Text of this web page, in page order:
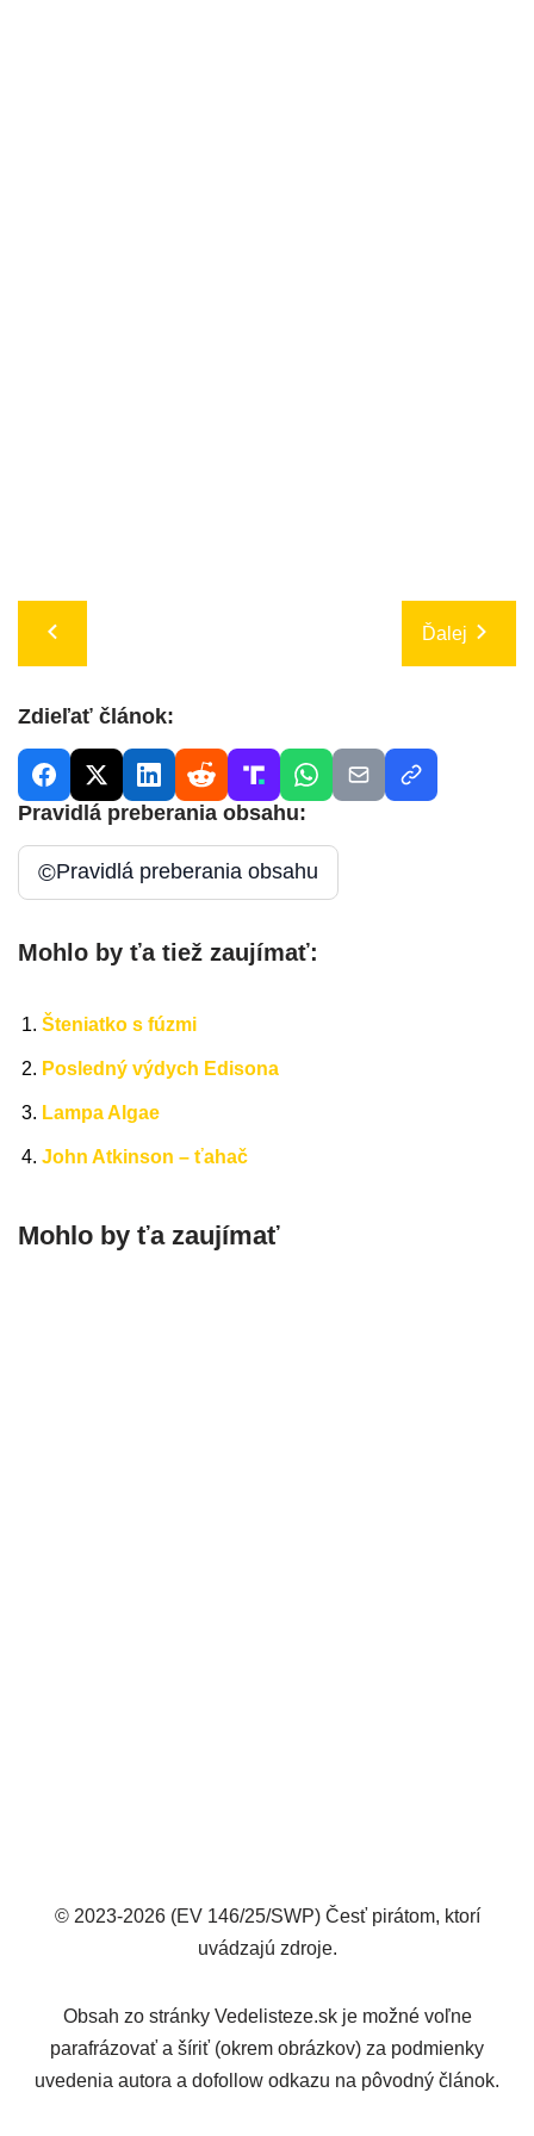
Ďalej
Zdieľať článok:
Pravidlá preberania obsahu:
©Pravidlá preberania obsahu
Mohlo by ťa tiež zaujímať:
Šteniatko s fúzmi
Posledný výdych Edisona
Lampa Algae
John Atkinson – ťahač
Mohlo by ťa zaujímať
© 2023-2026 (EV 146/25/SWP) Česť pirátom, ktorí
uvádzajú zdroje.
Obsah zo stránky Vedelisteze.sk je možné voľne
parafrázovať a šíriť (okrem obrázkov) za podmienky
uvedenia autora a dofollow odkazu na pôvodný článok.